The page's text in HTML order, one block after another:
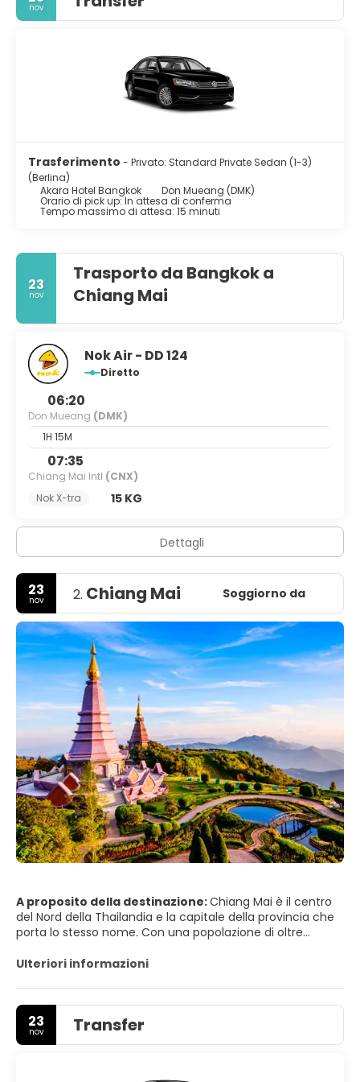
nov
Trasferimento - Privato: Standard Private Sedan (1-3)
(Berlina)
Akara Hotel Bangkok
Don Mueang (DMK)
Orario di pick up: In attesa di conferma
Tempo massimo di attesa: 15 minuti
23
nov
Trasporto da Bangkok a
Chiang Mai
Nok Air - DD 124
Diretto
06:20
Don Mueang (DMK)
1H 15M
07:35
Chiang Mai Intl (CNX)
Nok X-tra
15 KG
Dettagli
23
nov 2. Chiang Mai Soggiorno da
A proposito della destinazione:Chiang Mai è il centro
del Nord della Thailandia e la capitale della provincia che
porta lo stesso nome. Con una popolazione di oltre
più grande della Thailandia. Situata su una pianura a
campagna rigogliosa, è molto più verde e tranquilla
rispetto alla capitale, e ha un'aria cosmopolita e una
significativa popolazione di espatriati, fattori che hanno
portato molti da Bangkok a stabilirsi permanentemente in
Ulteriori informazioni
23
nov Transfer